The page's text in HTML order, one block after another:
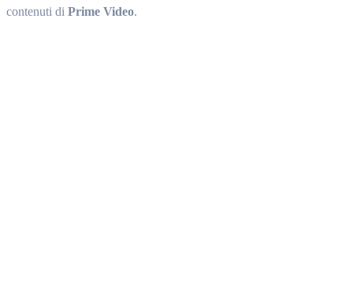
contenuti di Prime Video.